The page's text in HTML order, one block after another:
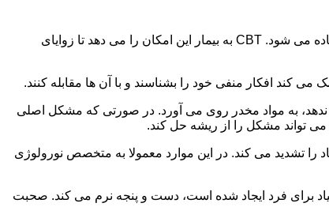
در این درمان به مصرف کننده اجازه داده می شود با مشکلات و درگیری های ذهنی خود روبه رو شود. امروزه از این درمان به طور گسترده استفاده می شود. CBT به بیمار این امکان را می دهد تا زوایای
می کند افکار منفی خود را بشناسند و با آن ها مقابله کنند.
به مواد مخدر روی می آورد. در صورتی که مشکل اصلی
می تواند مشکل را از ریشه حل کند.
را تشدید می کند. در این موارد معمولا به متخصص نورولوژی
برای فرد ایجاد شده است، دست و پنجه نرم می کند. صحبت